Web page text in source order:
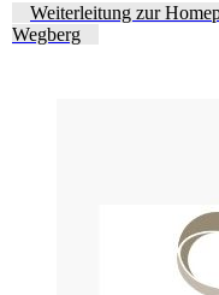
Weiterleitung zur
Wegberg